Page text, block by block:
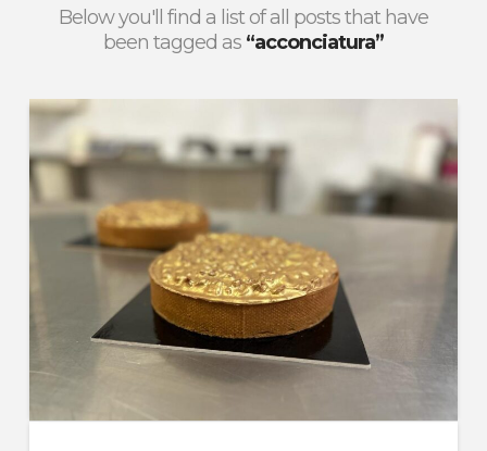
Below you'll find a list of all posts that have
been tagged as “acconciatura”